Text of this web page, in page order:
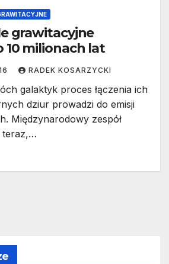
grawitacyjne
10 milionach lat
RADEK KOSARZYCKI
galaktyk proces łączenia ich
dziur prowadzi do emisji
Międzynarodowy zespół
teraz,…